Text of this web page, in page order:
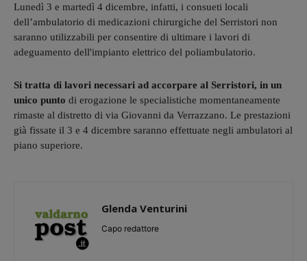
Lunedì 3 e martedì 4 dicembre, infatti, i consueti locali
dell’ambulatorio di medicazioni chirurgiche del Serristori non
saranno utilizzabili per consentire di ultimare i lavori di
adeguamento dell'impianto elettrico del poliambulatorio.
Si tratta di lavori necessari ad accorpare al Serristori, in un
unico punto di erogazione le specialistiche momentaneamente
rimaste al distretto di via Giovanni da Verrazzano. Le prestazioni
già fissate il 3 e 4 dicembre saranno effettuate negli ambulatori al
piano superiore.
Glenda Venturini
Capo redattore